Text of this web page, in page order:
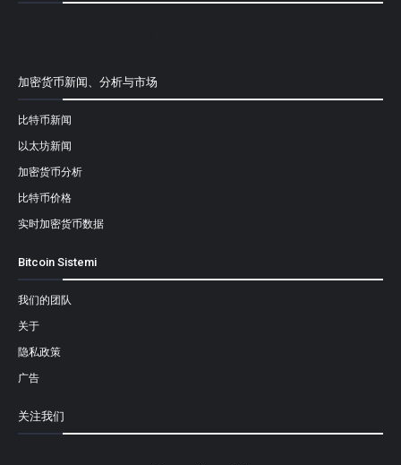
加密货币新闻、分析与市场
比特币新闻
以太坊新闻
加密货币分析
比特币价格
实时加密货币数据
Bitcoin Sistemi
我们的团队
关于
隐私政策
广告
关注我们